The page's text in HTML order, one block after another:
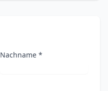
Nachname *